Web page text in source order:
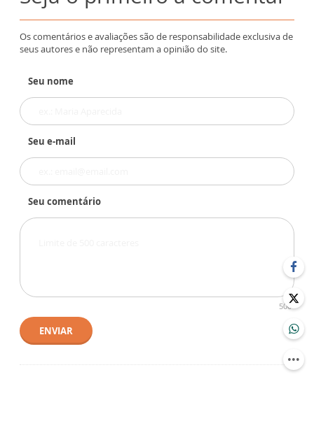
Os comentários e avaliações são de responsabilidade exclusiva de
seus autores e não representam a opinião do site.
Seu nome
Seu e-mail
Seu comentário
500
ENVIAR